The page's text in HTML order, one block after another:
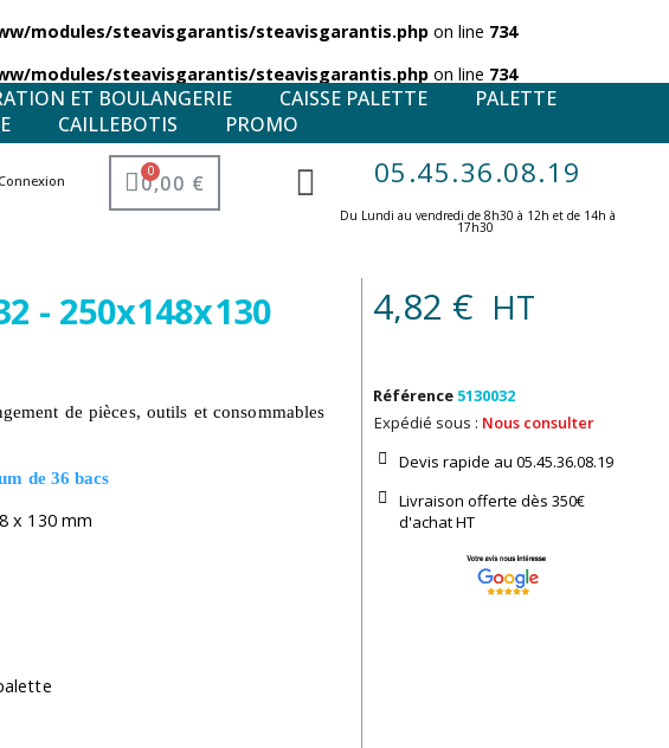
modules/steavisgarantis/steavisgarantis.php on line 734
modules/steavisgarantis/steavisgarantis.php on line 734
ET BOULANGERIE CAISSE PALETTE
PALETTE
CAILLEBOTIS PROMO
0,00 € 05.45.36.08.19
Du Lundi au vendredi de 8h30 à 12h et de 14h à
17h30 ​
- 250x148x130
de pièces, outils et consommables
de 36 bacs
x 130 mm
4,82 € HT
Référence 5130032
Expédié sous : Nous consulter
Devis rapide au 05.45.36.08.19​
Livraison offerte dès 350€
d'achat​ HT